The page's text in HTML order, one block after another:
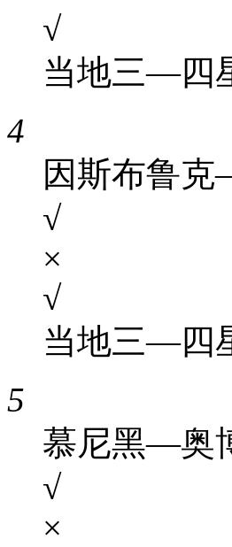
√
当地三—四
4
因斯布鲁
√
×
√
当地三—四
5
慕尼黑—奥
√
×